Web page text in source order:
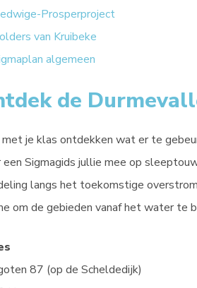
Prosperproject
van Kruibeke
algemeen
de
met je klas ontdekken wat er te
een Sigmagids jullie mee op
langs het toekomstige
om de gebieden vanaf het water te
87 (op de Scheldedijk)